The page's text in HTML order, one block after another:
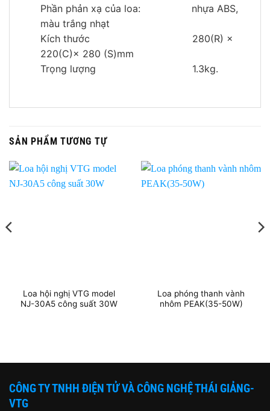
Phần phản xạ của loa: nhựa ABS,
màu trắng nhạt
Kích thước 280(R) ×
220(C)× 280 (S)mm
Trọng lượng 1.3kg.
SẢN PHẨM TƯƠNG TỰ
Loa hội nghị VTG model
NJ-30A5 công suất 30W
Loa phóng thanh vành
nhôm PEAK(35-50W)
CÔNG TY TNHH ĐIỆN TỬ VÀ CÔNG NGHỆ THÁI GIẢNG-
VTG